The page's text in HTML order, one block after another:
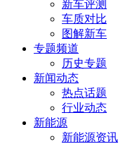
新车评测
车质对比
图解新车
专题频道
历史专题
新闻动态
热点话题
行业动态
新能源
新能源资讯